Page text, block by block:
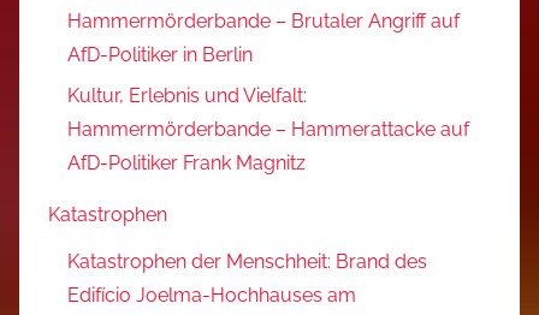
Hammermörderbande – Brutaler Angriff auf
AfD-Politiker in Berlin
Kultur, Erlebnis und Vielfalt:
Hammermörderbande – Hammerattacke auf
AfD-Politiker Frank Magnitz
Katastrophen
Katastrophen der Menschheit: Brand des
Edifício Joelma-Hochhauses am